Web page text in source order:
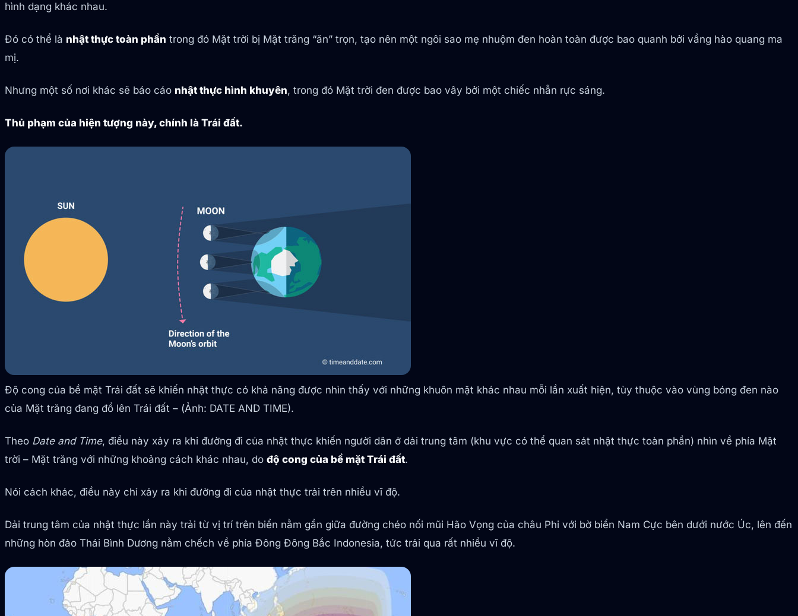
hình dạng khác nhau.
Đó có thể là nhật thực toàn phần trong đó Mặt trời bị Mặt trăng “ăn” trọn, tạo nên một ngôi sao mẹ nhuộm đen hoàn toàn được bao quanh bởi vầng hào quang ma
mị.
Nhưng một số nơi khác sẽ báo cáo nhật thực hình khuyên, trong đó Mặt trời đen được bao vây bởi một chiếc nhẫn rực sáng.
Thủ phạm của hiện tượng này, chính là Trái đất.
Độ cong của bề mặt Trái đất sẽ khiến nhật thực có khả năng được nhìn thấy với những khuôn mặt khác nhau mỗi lần xuất hiện, tùy thuộc vào vùng bóng đen nào
của Mặt trăng đang đổ lên Trái đất – (Ảnh: DATE AND TIME).
Theo Date and Time, điều này xảy ra khi đường đi của nhật thực khiến người dân ở dải trung tâm (khu vực có thể quan sát nhật thực toàn phần) nhìn về phía Mặt
trời – Mặt trăng với những khoảng cách khác nhau, do độ cong của bề mặt Trái đất.
Nói cách khác, điều này chỉ xảy ra khi đường đi của nhật thực trải trên nhiều vĩ độ.
Dải trung tâm của nhật thực lần này trải từ vị trí trên biển nằm gần giữa đường chéo nối mũi Hão Vọng của châu Phi với bờ biển Nam Cực bên dưới nước Úc, lên đến
những hòn đảo Thái Bình Dương nằm chếch về phía Đông Đông Bắc Indonesia, tức trải qua rất nhiều vĩ độ.